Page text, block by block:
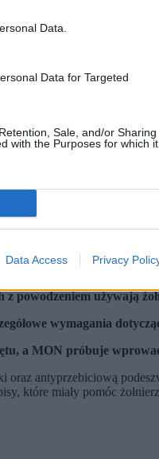
Data.
Data for Targeted
Sale, and/or Sharing
with the Purposes for which it
Data Access Privacy
powodzeniem używają
wymagania
a MON próbuje
antyprzebiciową
które miały pomóc